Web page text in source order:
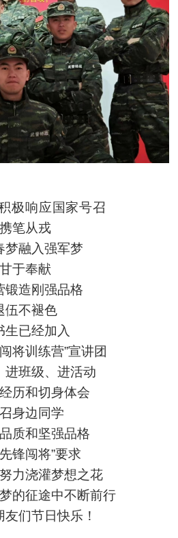
极响应国家号召
携笔从戎
梦融入强军梦
甘于奉献
锻造刚强品格
伍不褪色
生已经加入
将训练营”宣讲团
进班级、进活动
历和切身体会
身边同学
质和坚强品格
锋闯将”要求
力浇灌梦想之花
的征途中不断前行
友们节日快乐！